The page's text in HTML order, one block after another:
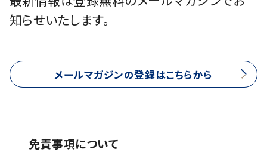
知らせいたします。
メールマガジンの登録はこちらから
免責事項について